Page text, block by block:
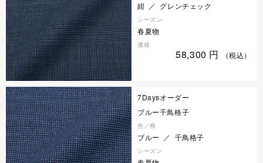
紺 ／ グレンチェック
シーズン
春夏物
価格
58,300 円 （税込）
7Daysオーダー
ブルー千鳥格子
色／柄
ブルー ／ 千鳥格子
シーズン